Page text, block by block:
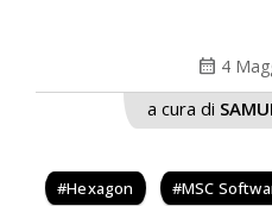
calendar_month 4
a cura di
Hexagon MSC